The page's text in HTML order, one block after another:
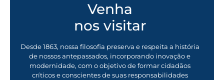
Venha
nos visitar
Desde 1863, nossa filosofia preserva e respeita a história
de nossos antepassados, incorporando inovação e
modernidade, com o objetivo de formar cidadãos
críticos e conscientes de suas responsabilidades